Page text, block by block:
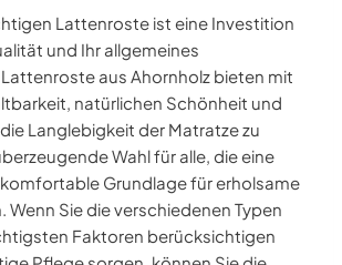
Lattenroste ist eine Investition
und Ihr allgemeines
aus Ahornholz bieten mit
natürlichen Schönheit und
Langlebigkeit der Matratze zu
Wahl für alle, die eine
Grundlage für erholsame
Wenn Sie die verschiedenen Typen
Faktoren berücksichtigen